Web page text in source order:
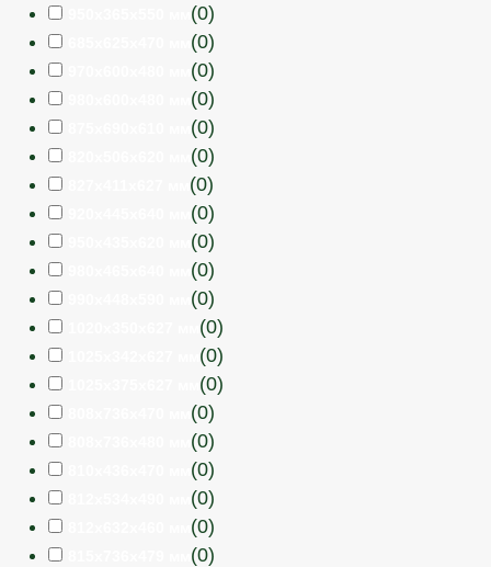
(0)
(0)
(0)
(0)
(0)
(0)
(0)
(0)
(0)
(0)
(0)
(0)
(0)
(0)
(0)
(0)
(0)
(0)
(0)
(0)